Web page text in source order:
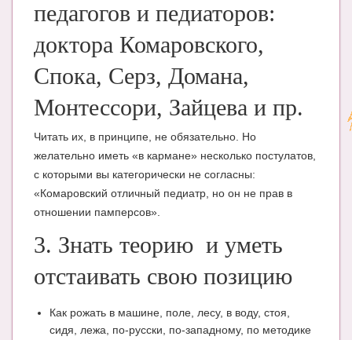
педагогов и педиаторов:
доктора Комаровского,
Спока, Серз, Домана,
Монтессори, Зайцева и пр.
Читать их, в принципе, не обязательно. Но
желательно иметь «в кармане» несколько постулатов,
с которыми вы категорически не согласны:
«Комаровский отличный педиатр, но он не прав в
отношении памперсов».
3. Знать теорию и уметь
отстаивать свою позицию
Как рожать в машине, поле, лесу, в воду, стоя,
сидя, лежа, по-русски, по-западному, по методике